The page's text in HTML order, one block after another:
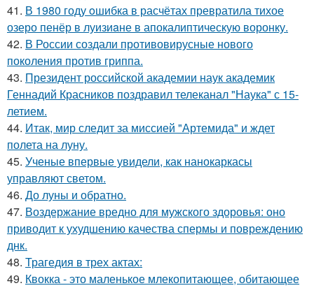
41. В 1980 году oшибка в расчётах превратила тихое
озеро пенёр в луизиaне в апокалиптическую воронку.
42. В России создали противовирусные нового
поколения против гриппа.
43. Президент российской академии наук академик
Геннадий Красников поздравил телеканал "Наука" с 15-
летием.
44. Итак, мир следит за миссией "Артемида" и ждет
полета на луну.
45. Ученые впервые увидели, как нанокаркасы
управляют светом.
46. До луны и обратно.
47. Воздержание вредно для мужского здоровья: оно
приводит к ухудшению качества спермы и повреждению
днк.
48. Трагедия в трех актах:
49. Квокка - это маленькое млекопитающее, обитающее